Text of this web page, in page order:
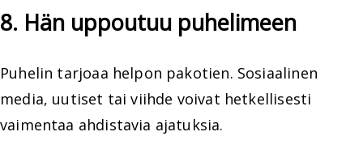
8. Hän uppoutuu puhelimeen
Puhelin tarjoaa helpon pakotien. Sosiaalinen
media, uutiset tai viihde voivat hetkellisesti
vaimentaa ahdistavia ajatuksia.